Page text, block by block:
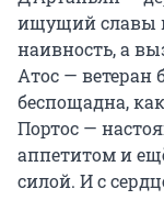
ищущий славы
наивность, а
Атос — ветеран
беспощадна,
Портос —
аппетитом и
силой. И с